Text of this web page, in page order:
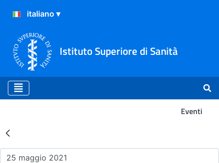
Istituto Superiore di Sanità
Eventi
Risultati della Ricerca -